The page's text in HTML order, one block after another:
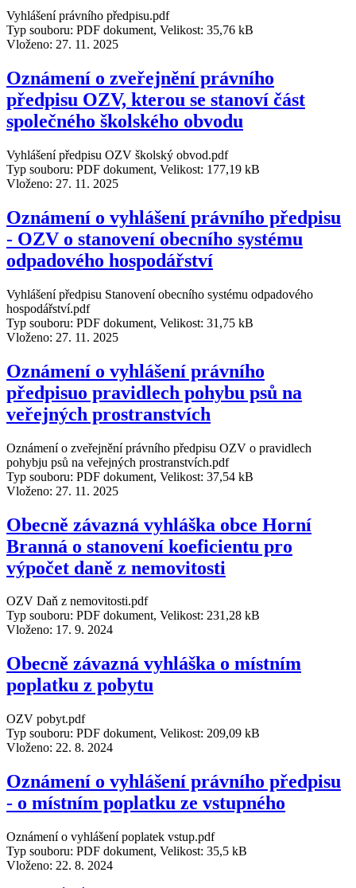
Vyhlášení právního předpisu.pdf
Typ souboru: PDF dokument, Velikost: 35,76 kB
Vloženo: 27. 11. 2025
Oznámení o zveřejnění právního
předpisu OZV, kterou se stanoví část
společného školského obvodu
Vyhlášení předpisu OZV školský obvod.pdf
Typ souboru: PDF dokument, Velikost: 177,19 kB
Vloženo: 27. 11. 2025
Oznámení o vyhlášení právního předpisu
- OZV o stanovení obecního systému
odpadového hospodářství
Vyhlášení předpisu Stanovení obecního systému odpadového
hospodářství.pdf
Typ souboru: PDF dokument, Velikost: 31,75 kB
Vloženo: 27. 11. 2025
Oznámení o vyhlášení právního
předpisuo pravidlech pohybu psů na
veřejných prostranstvích
Oznámení o zveřejnění právního předpisu OZV o pravidlech
pohybju psů na veřejných prostranstvích.pdf
Typ souboru: PDF dokument, Velikost: 37,54 kB
Vloženo: 27. 11. 2025
Obecně závazná vyhláška obce Horní
Branná o stanovení koeficientu pro
výpočet daně z nemovitosti
OZV Daň z nemovitosti.pdf
Typ souboru: PDF dokument, Velikost: 231,28 kB
Vloženo: 17. 9. 2024
Obecně závazná vyhláška o místním
poplatku z pobytu
OZV pobyt.pdf
Typ souboru: PDF dokument, Velikost: 209,09 kB
Vloženo: 22. 8. 2024
Oznámení o vyhlášení právního předpisu
- o místním poplatku ze vstupného
Oznámení o vyhlášení poplatek vstup.pdf
Typ souboru: PDF dokument, Velikost: 35,5 kB
Vloženo: 22. 8. 2024